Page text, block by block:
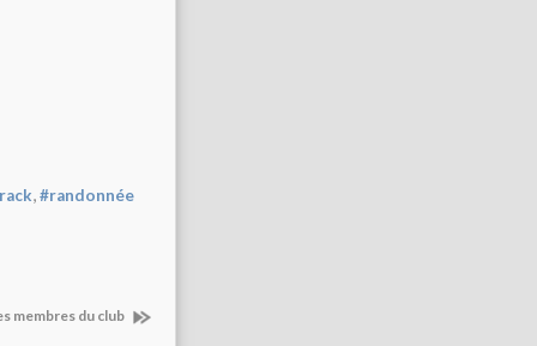
,#randonnée
membres du club